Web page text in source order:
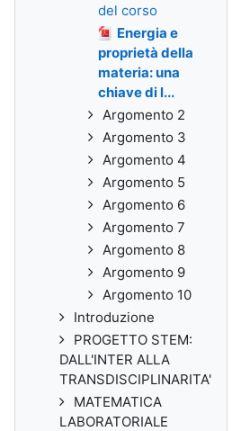
del corso
Energia e
proprietà della
materia: una
chiave di l...
Argomento 2
Argomento 3
Argomento 4
Argomento 5
Argomento 6
Argomento 7
Argomento 8
Argomento 9
Argomento 10
Introduzione
PROGETTO STEM:
DALL'INTER ALLA
TRANSDISCIPLINARITA'
MATEMATICA
LABORATORIALE